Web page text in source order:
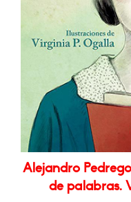
Alejandro
de palabras.